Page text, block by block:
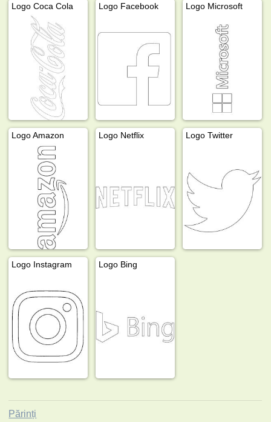
Logo Coca Cola Logo Facebook Logo Microsoft
Logo Amazon Logo Netflix Logo Twitter
Logo Instagram Logo Bing
Părinți